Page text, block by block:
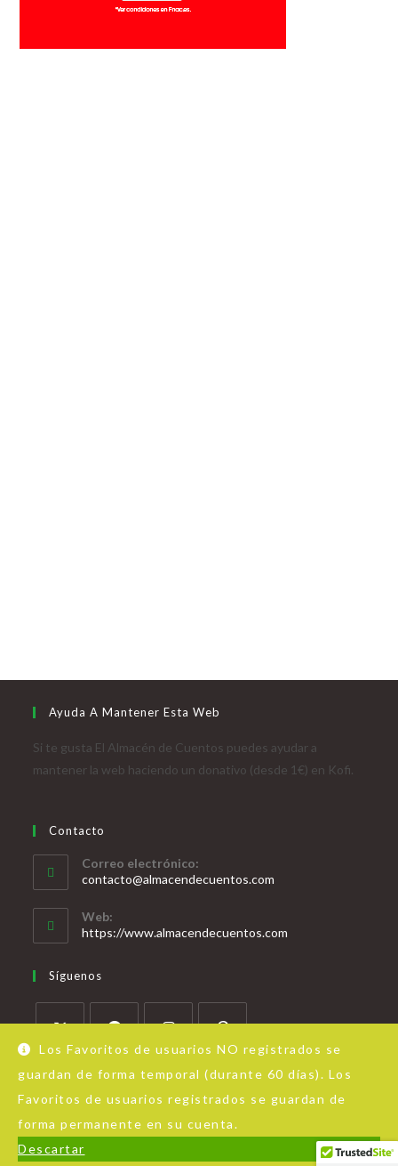
Los Favoritos de usuarios NO registrados se
guardan de forma temporal (durante 60 días). Los
Favoritos de usuarios registrados se guardan de
forma permanente en su cuenta.
Descartar
Ayuda A Mantener Esta Web
Si te gusta El Almacén de Cuentos puedes ayudar a
mantener la web haciendo un donativo (desde 1€) en Kofi.
Contacto
Correo electrónico:
contacto@almacendecuentos.com
Web:
https://www.almacendecuentos.com
Síguenos
Acerca de Almacén de Cuentos Aviso Legal